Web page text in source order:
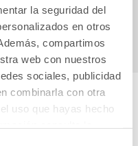
la seguridad del
en otros
compartimos
web con nuestros
sociales, publicidad
combinarla con otra
uso que hayas hecho
Comprar
opinión